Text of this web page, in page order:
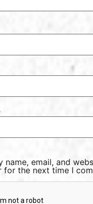
name, email, and
for the next time I